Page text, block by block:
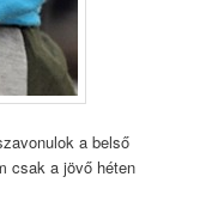
a belső
csak a jövő héten